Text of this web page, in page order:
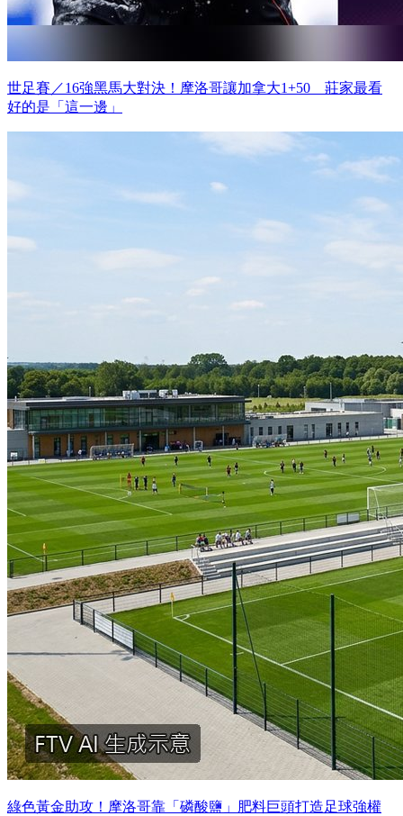
世足賽／16強黑馬大對決！摩洛哥讓加拿大1+50 莊家最看
好的是「這一邊」
綠色黃金助攻！摩洛哥靠「磷酸鹽」肥料巨頭打造足球強權